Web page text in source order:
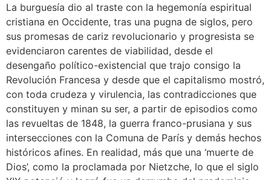
La burguesía dio al traste con la hegemonía espiritual
cristiana en Occidente, tras una pugna de siglos, pero
sus promesas de cariz revolucionario y progresista se
evidenciaron carentes de viabilidad, desde el
desengaño político-existencial que trajo consigo la
Revolución Francesa y desde que el capitalismo mostró,
con toda crudeza y virulencia, las contradicciones que
constituyen y minan su ser, a partir de episodios como
las revueltas de 1848, la guerra franco-prusiana y sus
intersecciones con la Comuna de París y demás hechos
históricos afines. En realidad, más que una ‘muerte de
Dios’, como la proclamada por Nietzche, lo que el siglo